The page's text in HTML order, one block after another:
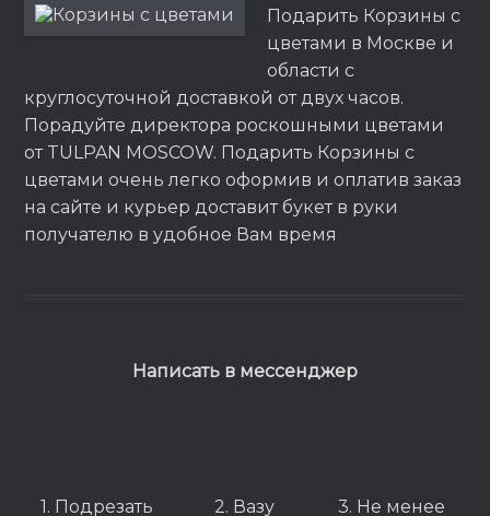
Подарить Корзины с
цветами в Москве и
области с
круглосуточной доставкой от двух часов.
Порадуйте директора роскошными цветами
от TULPAN MOSCOW. Подарить Корзины с
цветами очень легко оформив и оплатив заказ
на сайте и курьер доставит букет в руки
получателю в удобное Вам время
Написать в мессенджер
1. Подрезать 2. Вазу 3. Не менее